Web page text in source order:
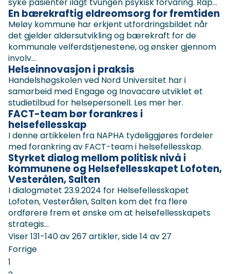
syke pasienter ilagt tvungen psykisk forvaring. Rap...
En bærekraftig eldreomsorg for fremtiden
Meløy kommune har erkjent utfordringsbildet når
det gjelder aldersutvikling og bærekraft for de
kommunale velferdstjenestene, og ønsker gjennom
involv...
Helseinnovasjon i praksis
Handelshøgskolen ved Nord Universitet har i
samarbeid med Engage og Inovacare utviklet et
studietilbud for helsepersonell. Les mer her.
FACT-team bør forankres i
helsefellesskap
I denne artikkelen fra NAPHA tydeliggjøres fordeler
med forankring av FACT-team i helsefellesskap.
Styrket dialog mellom politisk nivå i
kommunene og Helsefellesskapet Lofoten,
Vesterålen, Salten
I dialogmøtet 23.9.2024 for Helsefellesskapet
Lofoten, Vesterålen, Salten kom det fra flere
ordførere frem et ønske om at helsefellesskapets
strategis...
Viser131-140av267 artikler,side14 av27
Forrige
1